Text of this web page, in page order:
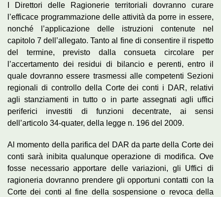
I Direttori delle Ragionerie territoriali dovranno curare
l’efficace programmazione delle attività da porre in essere,
nonché l’applicazione delle istruzioni contenute nel
capitolo 7 dell’allegato. Tanto al fine di consentire il rispetto
del termine, previsto dalla consueta circolare per
l’accertamento dei residui di bilancio e perenti, entro il
quale dovranno essere trasmessi alle competenti Sezioni
regionali di controllo della Corte dei conti i DAR, relativi
agli stanziamenti in tutto o in parte assegnati agli uffici
periferici investiti di funzioni decentrate, ai sensi
dell’articolo 34-quater, della legge n. 196 del 2009.
Al momento della parifica del DAR da parte della Corte dei
conti sarà inibita qualunque operazione di modifica. Ove
fosse necessario apportare delle variazioni, gli Uffici di
ragioneria dovranno prendere gli opportuni contatti con la
Corte dei conti al fine della sospensione o revoca della